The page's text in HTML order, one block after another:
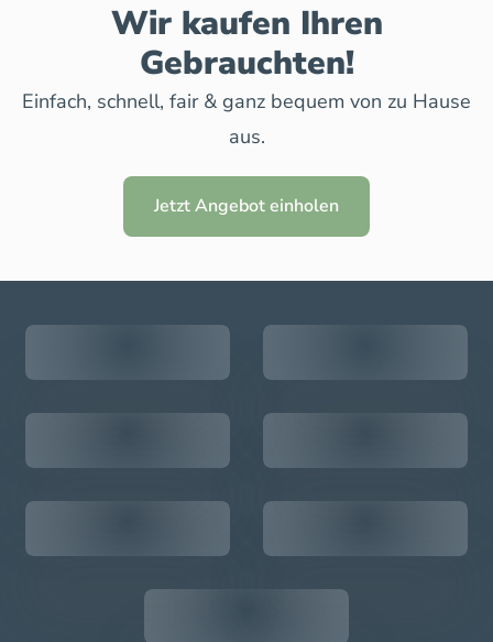
Wir kaufen Ihren
Gebrauchten!
Einfach, schnell, fair & ganz bequem von zu Hause
aus.
Jetzt Angebot einholen